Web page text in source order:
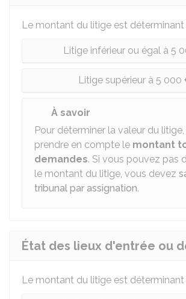
Le montant du litige est déterminant
Litige inférieur ou égal à 5
Litige supérieur à 5 000
À savoir
Pour déterminer la valeur du
prendre en compte le montant
demandes. Si vous pouvez pas
le montant du litige, vous devez
tribunal par assignation.
État des lieux d'entrée ou
Le montant du litige est déterminant